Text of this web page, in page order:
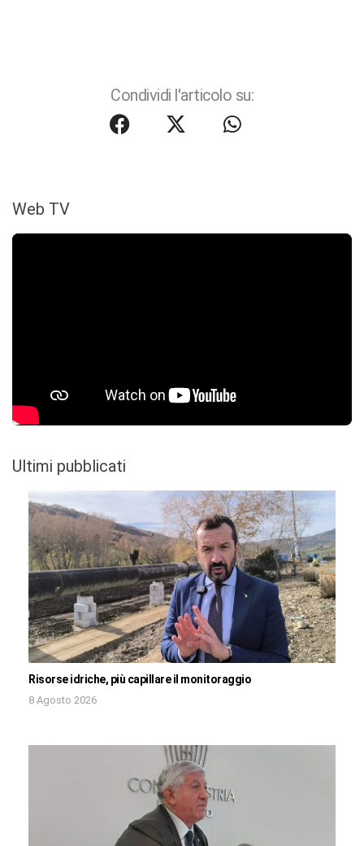
Condividi l'articolo su:
Web TV
Ultimi pubblicati
Risorse idriche, più capillare il monitoraggio
8 Agosto 2026